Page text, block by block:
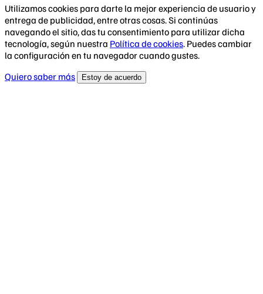
Utilizamos cookies para darte la mejor experiencia de usuario y
entrega de publicidad, entre otras cosas. Si continúas
navegando el sitio, das tu consentimiento para utilizar dicha
tecnología, según nuestra Política de cookies. Puedes cambiar
la configuración en tu navegador cuando gustes.
Quiero saber más
Estoy de acuerdo